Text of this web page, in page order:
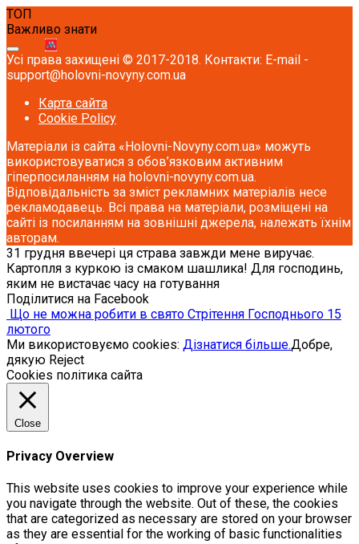
ТОП
Важливо знати
Усі права захищені © 2017-2018. Контакти: E-mail -
support@holovni-novyny.com.ua
Карта сайта
Cookie Policy
Матеріали із сайта «Holovni-Novyny.com.ua» можуть
використовуватися з обов’язковим активним
гіперпосиланням на holovni-novyny.com.ua.
Відповідальність за зміст рекламних матеріалів несе
рекламодавець. Всі права на матеріали, розміщені на
сайті із посиланням на зовнішні джерела, належать їхнім
авторам.
31 грудня ввечері ця страва завжди мене виручає.
Картопля з куркою із смаком шашлика! Для господинь,
яким не вистачає часу на готування
Поділитися на Facebook
Що не можна робити в свято Стрітення Господнього 15
лютого
Ми використовуємо cookies: Дізнатися більше.Добре,
дякую Reject
Cookies політика сайта
Close
Privacy Overview
This website uses cookies to improve your experience while
you navigate through the website. Out of these, the cookies
that are categorized as necessary are stored on your browser
as they are essential for the working of basic functionalities